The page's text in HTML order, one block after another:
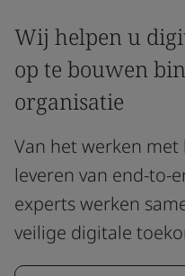
Wij helpen u
op te bouwen
organisatie
Van het werken
leveren van end-to-
experts werken
veilige digitale